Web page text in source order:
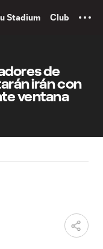
Stadium Club
de
irán con
ventana